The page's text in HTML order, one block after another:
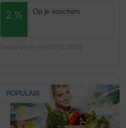
2 % Op je vouchers
POPULAIR